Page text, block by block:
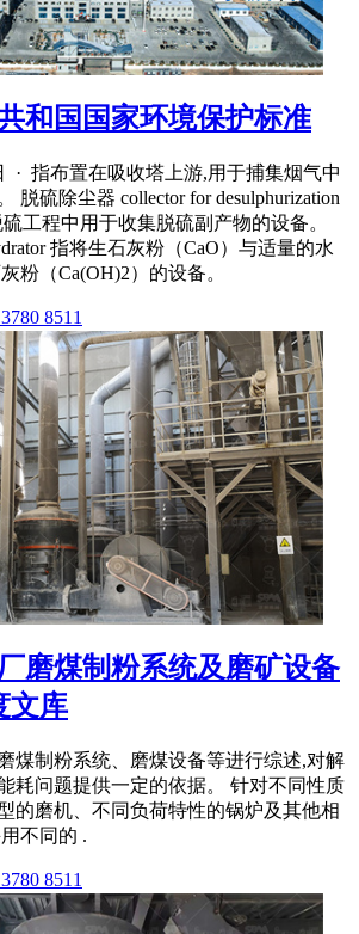
和国国家环境保护标准
· 指布置在吸收塔上游,用于捕集烟气中
脱硫除尘器 collector for desulphurization
硫工程中用于收集脱硫副产物的设备。
指将生石灰粉（CaO）与适量的水
粉（Ca(OH)2）的设备。
8511
磨煤制粉系统及磨矿设备
文库
煤制粉系统、磨煤设备等进行综述,对解
耗问题提供一定的依据。 针对不同性质
的磨机、不同负荷特性的锅炉及其他相
不同的 .
8511